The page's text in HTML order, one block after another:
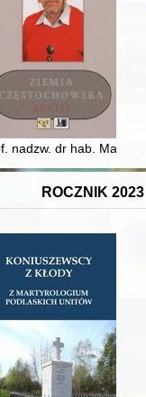
Uczniowie -
nadzw. dr hab. Marian
ROCZNIK 2023